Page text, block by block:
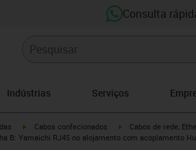
Consulta
Indústrias Serviços
igus-icon-arrow-right
Cabos confecionados igus-icon-arrow-right
Cabos de rede,
B: Yamaichi RJ45 no alojamento com acoplamento